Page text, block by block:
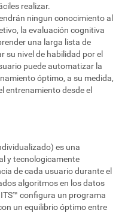
realizar.
ningun conocimiento al
la evaluación cognitiva
una larga lista de
su nivel de habilidad por el
puede automatizar la
óptimo, a su medida,
entrenamiento desde el
es una
y tecnologicamente
de cada usuario durante el
algoritmos en los datos
configura un programa
un equilibrio óptimo entre